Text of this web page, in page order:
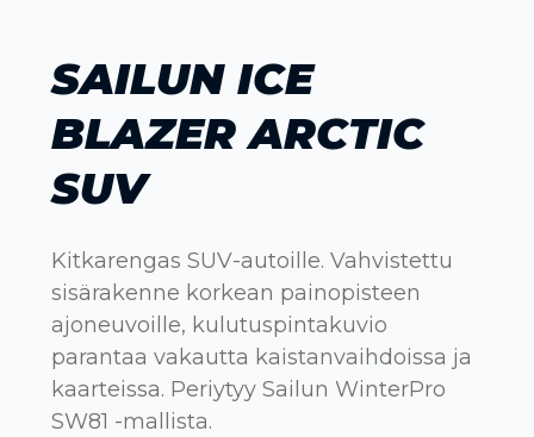
SAILUN ICE
BLAZER ARCTIC
SUV
Kitkarengas SUV-autoille. Vahvistettu
sisärakenne korkean painopisteen
ajoneuvoille, kulutuspintakuvio
parantaa vakautta kaistanvaihdoissa ja
kaarteissa. Periytyy Sailun WinterPro
SW81 -mallista.